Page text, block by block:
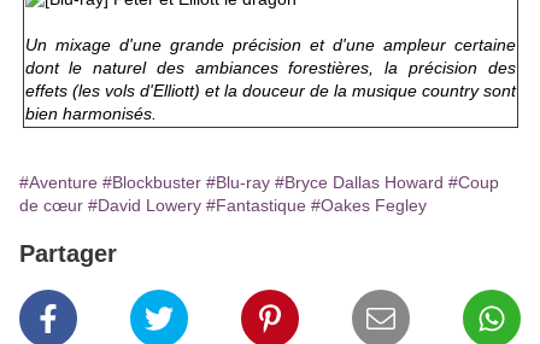
Un mixage d'une grande précision et d'une ampleur certaine
dont le naturel des ambiances forestières, la précision des
effets (les vols d'Elliott) et la douceur de la musique country sont
bien harmonisés.
#Aventure #Blockbuster #Blu-ray #Bryce Dallas Howard #Coup
de cœur #David Lowery #Fantastique #Oakes Fegley
Partager